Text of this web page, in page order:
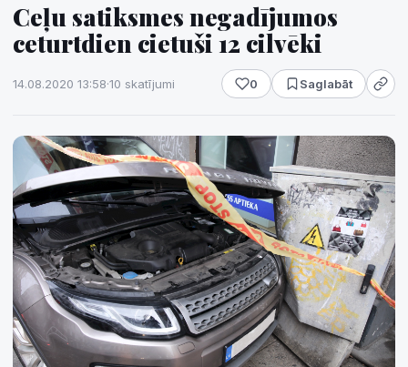
Laikapstākļi
Ceļu satiksmes negadījumos
ceturtdien cietuši 12 cilvēki
14.08.2020 13:58·10 skatījumi 0 Saglabāt